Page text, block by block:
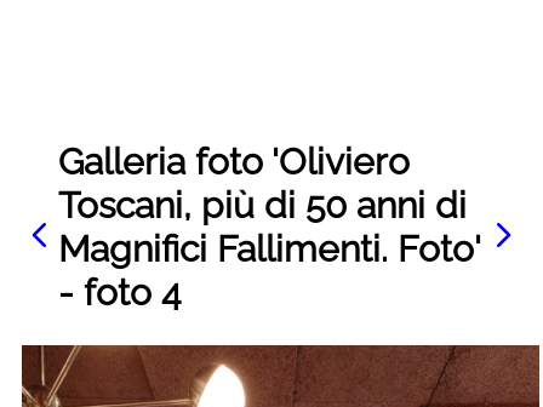
Galleria foto 'Oliviero
Toscani, più di 50 anni di
Magnifici Fallimenti. Foto'
- foto 4